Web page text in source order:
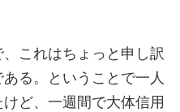
これはちょっと申し訳
る。ということで一人
ど、一週間で大体信用